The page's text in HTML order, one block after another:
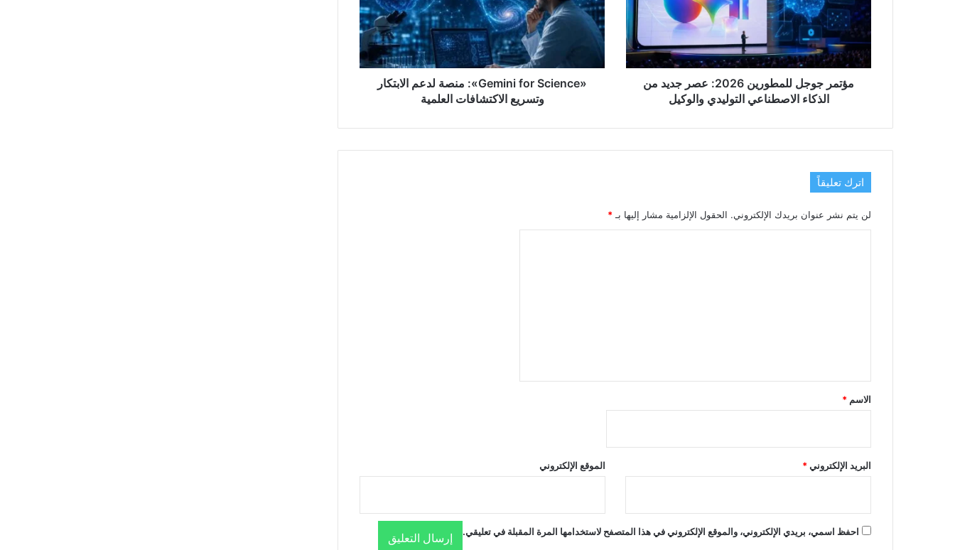
عصر
جديد
من
الذكاء
الاصطناعي
التوليدي
مؤتمر جوجل للمطورين 2026: عصر جديد من
الذكاء الاصطناعي التوليدي والوكيل
لدعم
الابتكار
وتسريع
الاكتشافات
العلمية
«Gemini for Science»: منصة لدعم الابتكار
وتسريع الاكتشافات العلمية
اترك تعليقاً
لن يتم نشر عنوان بريدك الإلكتروني. الحقول الإلزامية مشار إليها بـ*
الاسم *
البريد الإلكتروني* الموقع الإلكتروني
احفظ اسمي، بريدي الإلكتروني، والموقع الإلكتروني في هذا المتصفح لاستخدامها المرة المقبلة في تعليقي.